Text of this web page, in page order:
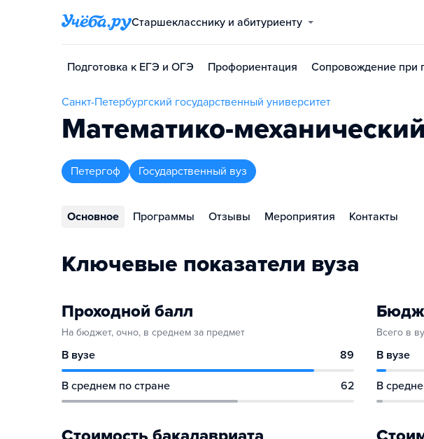
Старшекласснику и абитуриенту
Подготовка к ЕГЭ и ОГЭ Профориентация Сопровождение при
Санкт-Петербургский государственный университет
Математико-
Петергоф Государственный вуз
Основное Программы Отзывы Мероприятия Контакты
Ключевые показатели вуза
Проходной балл
На бюджет, очно, в среднем за предмет
В вузе 89
В среднем по стране 62
Всего в
В вузе
В